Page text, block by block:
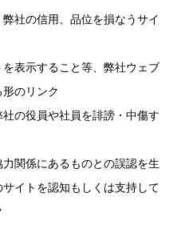
社の信用、品位を損なうサイ
表示すること等、弊社ウェブ
のリンク
の役員や社員を誹謗・中傷す
関係にあるものとの誤認を生
イトを認知もしくは支持して